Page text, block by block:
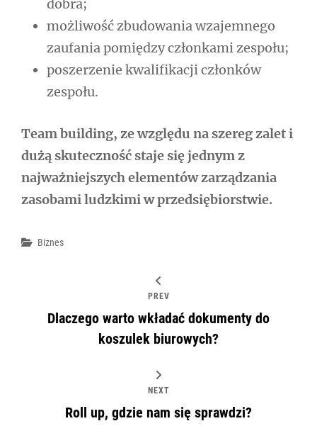
dobra;
możliwość zbudowania wzajemnego
zaufania pomiędzy członkami zespołu;
poszerzenie kwalifikacji członków
zespołu.
Team building, ze względu na szereg zalet i
dużą skuteczność staje się jednym z
najważniejszych elementów zarządzania
zasobami ludzkimi w przedsiębiorstwie.
Categories
Biznes
PREV
Dlaczego warto wkładać dokumenty do
koszulek biurowych?
NEXT
Roll up, gdzie nam się sprawdzi?